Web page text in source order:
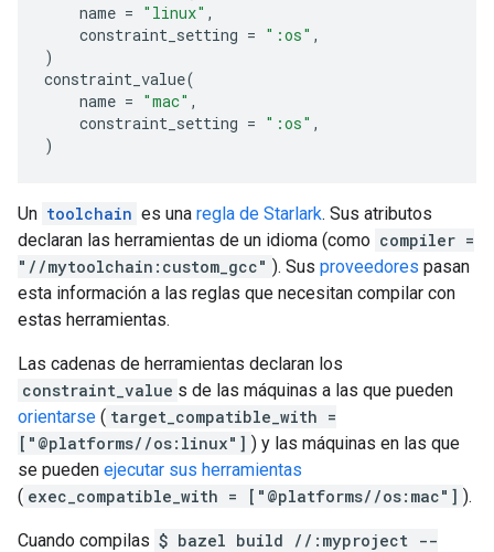
name = "linux" ,
constraint_setting = ":os" ,
)
constraint_value(
name = "mac" ,
constraint_setting = ":os" ,
)
Un toolchain es una regla de Starlark. Sus atributos
declaran las herramientas de un idioma (como compiler =
"//mytoolchain:custom_gcc" ). Sus proveedores pasan
esta información a las reglas que necesitan compilar con
estas herramientas.
Las cadenas de herramientas declaran los
constraint_value s de las máquinas a las que pueden
orientarse ( target_compatible_with =
["@platforms//os:linux"] ) y las máquinas en las que
se pueden ejecutar sus herramientas
( exec_compatible_with = ["@platforms//os:mac"] ).
Cuando compilas $ bazel build //:myproject --